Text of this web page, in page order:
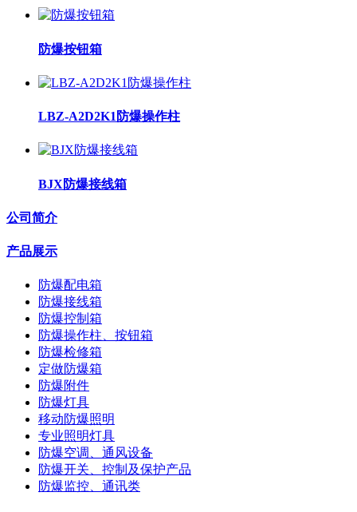
防爆按钮箱
LBZ-A2D2K1防爆操作柱
BJX防爆接线箱
公司简介
产品展示
防爆配电箱
防爆接线箱
防爆控制箱
防爆操作柱、按钮箱
防爆检修箱
定做防爆箱
防爆附件
防爆灯具
移动防爆照明
专业照明灯具
防爆空调、通风设备
防爆开关、控制及保护产品
防爆监控、通讯类